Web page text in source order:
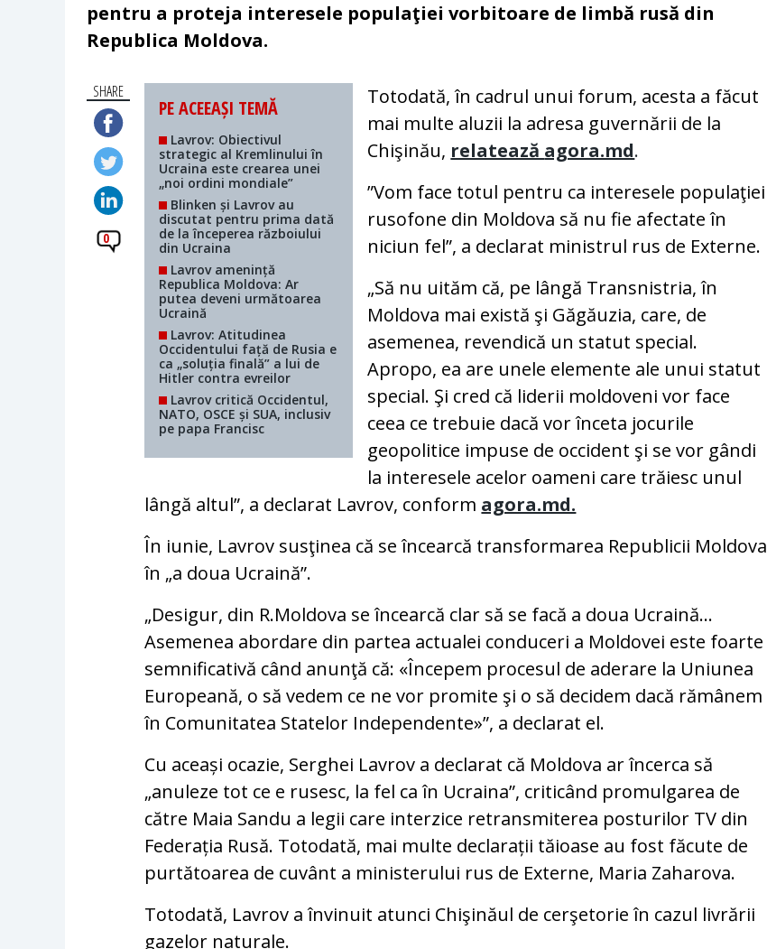
pentru a proteja interesele populaţiei vorbitoare de limbă rusă din
Republica Moldova.
SHARE
0
PE ACEEAȘI TEMĂ
Lavrov: Obiectivul
strategic al Kremlinului în
Ucraina este crearea unei
„noi ordini mondiale”
Blinken și Lavrov au
discutat pentru prima dată
de la începerea războiului
din Ucraina
Lavrov amenință
Republica Moldova: Ar
putea deveni următoarea
Ucraină
Lavrov: Atitudinea
Occidentului față de Rusia e
ca „soluția finală” a lui de
Hitler contra evreilor
Lavrov critică Occidentul,
NATO, OSCE și SUA, inclusiv
pe papa Francisc
Totodată, în cadrul unui forum, acesta a făcut
mai multe aluzii la adresa guvernării de la
Chişinău, relatează agora.md.
”Vom face totul pentru ca interesele populaţiei
rusofone din Moldova să nu fie afectate în
niciun fel”, a declarat ministrul rus de Externe.
„Să nu uităm că, pe lângă Transnistria, în
Moldova mai există şi Găgăuzia, care, de
asemenea, revendică un statut special.
Apropo, ea are unele elemente ale unui statut
special. Şi cred că liderii moldoveni vor face
ceea ce trebuie dacă vor înceta jocurile
geopolitice impuse de occident şi se vor gândi
la interesele acelor oameni care trăiesc unul
lângă altul”, a declarat Lavrov, conform agora.md.
În iunie, Lavrov susţinea că se încearcă transformarea Republicii Moldova
în „a doua Ucraină”.
„Desigur, din R.Moldova se încearcă clar să se facă a doua Ucraină...
Asemenea abordare din partea actualei conduceri a Moldovei este foarte
semnificativă când anunţă că: «Începem procesul de aderare la Uniunea
Europeană, o să vedem ce ne vor promite şi o să decidem dacă rămânem
în Comunitatea Statelor Independente»”, a declarat el.
Cu aceași ocazie, Serghei Lavrov a declarat că Moldova ar încerca să
„anuleze tot ce e rusesc, la fel ca în Ucraina”, criticând promulgarea de
către Maia Sandu a legii care interzice retransmiterea posturilor TV din
Federația Rusă. Totodată, mai multe declarații tăioase au fost făcute de
purtătoarea de cuvânt a ministerului rus de Externe, Maria Zaharova.
Totodată, Lavrov a învinuit atunci Chişinăul de cerşetorie în cazul livrării
gazelor naturale.